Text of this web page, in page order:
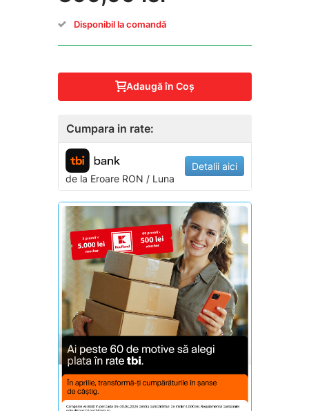
Disponibil la comandă
Adaugă în Coş
Cumpara in rate:
de la EroareRON / Luna
Detalii aici